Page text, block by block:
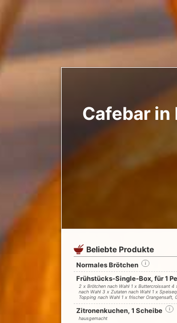
Cafebar in
Beliebte Produkte
Normales Brötchen i
Frühstücks-Single-Box, für 1
2 x Brötchen nach Wahl 1 x Buttercroissant 4
nach Wahl 3 x Zutaten nach Wahl 1 x
Topping nach Wahl 1 x frischer Orangensaft,
Zitronenkuchen, 1 Scheibe i
hausgemacht